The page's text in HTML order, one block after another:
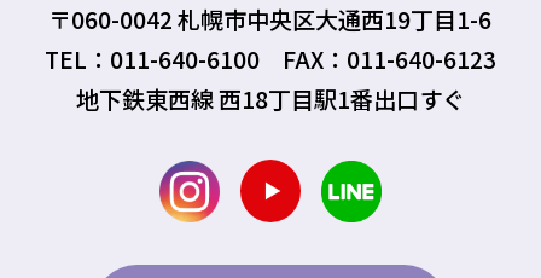
〒060-0042 札幌市中央区大通西19丁目1-6
TEL：011-640-6100 FAX：011-640-6123
地下鉄東西線 西18丁目駅1番出口すぐ